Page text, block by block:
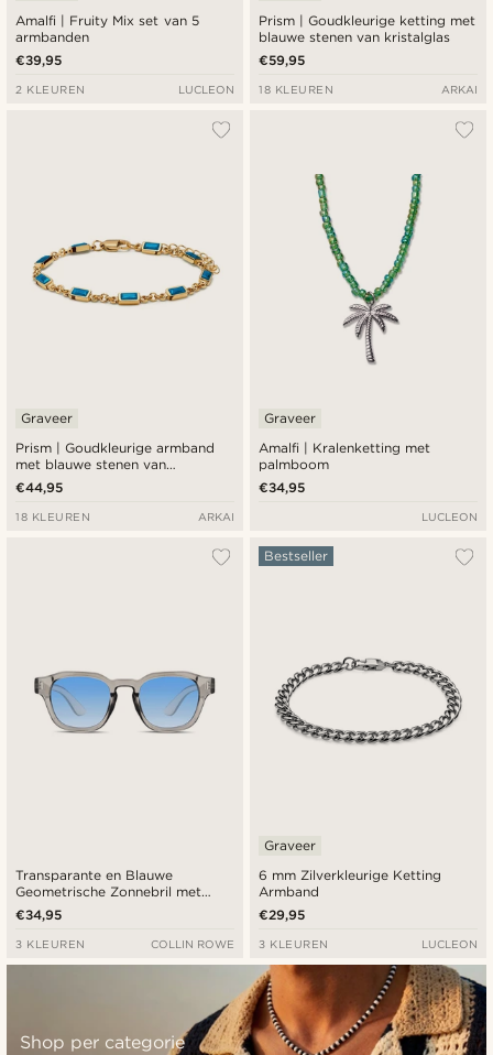
Amalfi | Fruity Mix set van 5
armbanden
€39,95
2 KLEUREN LUCLEON
Prism | Goudkleurige ketting met
blauwe stenen van kristalglas
€59,95
18 KLEUREN ARKAI
Prism | Goudkleurige armband
met blauwe stenen van
kristalglas
Graveer
€44,95
18 KLEUREN ARKAI
Amalfi | Kralenketting met
palmboom
Graveer
€34,95
LUCLEON
Transparante en Blauwe
Geometrische Zonnebril met
Hoornen Montuur en
Kleurverloop
€34,95
3 KLEUREN COLLIN ROWE
6 mm Zilverkleurige Ketting
Armband
Bestseller
Graveer
€29,95
3 KLEUREN LUCLEON
Shop per categorie